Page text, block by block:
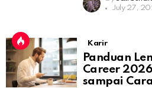
July 27,
Karir
Panduan
Career
sampai